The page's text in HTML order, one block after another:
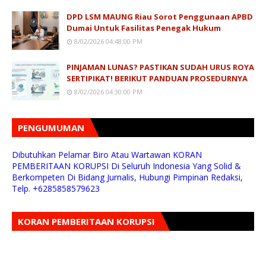
DPD LSM MAUNG Riau Sorot Penggunaan APBD
Dumai Untuk Fasilitas Penegak Hukum
8/02/2026 04:48:00 PM
PINJAMAN LUNAS? PASTIKAN SUDAH URUS ROYA
SERTIPIKAT! BERIKUT PANDUAN PROSEDURNYA
8/02/2026 04:30:00 PM
PENGUMUMAN
Dibutuhkan Pelamar Biro Atau Wartawan KORAN
PEMBERITAAN KORUPSI Di Seluruh Indonesia Yang Solid &
Berkompeten Di Bidang Jurnalis, Hubungi Pimpinan Redaksi,
Telp. +6285858579623
KORAN PEMBERITAAN KORUPSI